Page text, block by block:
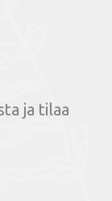
ja tilaa